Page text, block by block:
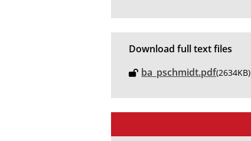
Download full text files
ba_pschmidt.pdf(2634KB)